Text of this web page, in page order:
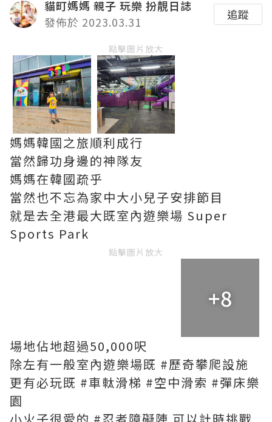
貓町媽媽 親子 玩樂 扮靚日誌
發佈於 2023.03.31
追蹤
點擊圖片放大
媽媽韓國之旅順利成行
當然歸功身邊的神隊友
媽媽在韓國疏乎
當然也不忘為家中大小兒子安排節目
就是去全港最大既室內遊樂場 Super
Sports Park
點擊圖片放大
+8
場地佔地超過50,000呎
除左有一般室內遊樂場既 #歷奇攀爬設施
更有必玩既 #車軚滑梯 #空中滑索 #彈床樂
園
小火子很愛的 #忍者障礙陣 可以計時挑戰